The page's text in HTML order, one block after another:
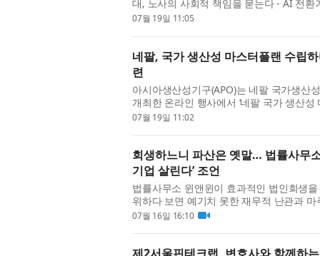
대, 노사의 사회적 책임을 묻는다 - AI 전환
변화 속에서 노동...
07월 19일 11:05
네팔, 국가 생산성 마스터플랜 수립
련
아시아생산성기구(APO)는 네팔 국가생산
개최한 온라인 행사에서 ‘네팔 국가 생산
Plan for Nepal 2026-2036)을 네팔 정부
07월 19일 11:02
회생하느니 파산은 옛말… 법률사무
기업 살린다’ 조언
법률사무소 윈앤윈이 효과적인 법인회생
위하다 보면 예기치 못한 재무적 난관과
를 밟느니 차라리 파산하는 게 속 편하다’
07월 16일 16:10